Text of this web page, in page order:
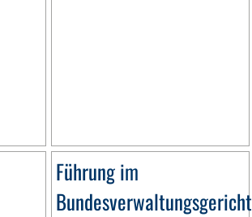
Führung im
Bundesverwaltungsgericht